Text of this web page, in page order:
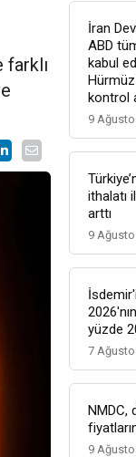
İran
ABD
kabul
Hürmüz
kontrol
9
ithalatı
arttı
9
yüzde
7
NMDC,
9